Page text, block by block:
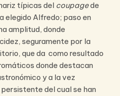
típicas del coupagede
elegido Alfredo; paso en
amplitud, donde
seguramente por la
que da como resultado
donde destacan
y a la vez
del cual se han